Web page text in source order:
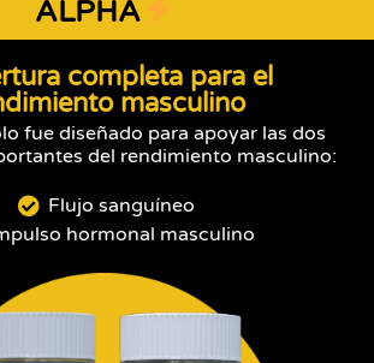
ALPHA
completa para el
masculino
fue diseñado para apoyar las dos
del rendimiento masculino:
Flujo sanguíneo
hormonal masculino